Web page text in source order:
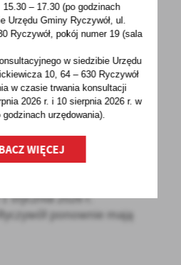
w Gminie Ryczywół
i zasady
stycznia 2026 r.
ponownie mają
15.30 – 17.30 (po godzinach
Urzędu Gminy Ryczywół, ul.
Ryczywół, pokójnumer 19 (sala
w siedzibie Urzędu
10, 64 – 630 Ryczywół
w czasie trwania konsultacji
2026 r. i 10 sierpnia 2026 r. w
godzinachurzędowania).
WIĘCEJ